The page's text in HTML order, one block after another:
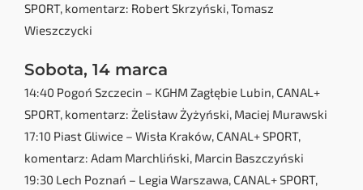
SPORT, komentarz: Robert Skrzyński, Tomasz
Wieszczycki
Sobota, 14 marca
14:40 Pogoń Szczecin – KGHM Zagłębie Lubin, CANAL+
SPORT, komentarz: Żelisław Żyżyński, Maciej Murawski
17:10 Piast Gliwice – Wisła Kraków, CANAL+ SPORT,
komentarz: Adam Marchliński, Marcin Baszczyński
19:30 Lech Poznań – Legia Warszawa, CANAL+ SPORT,